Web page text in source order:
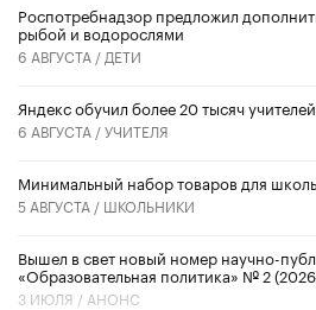
Роспотребнадзор предложил
рыбой и водорослями
6 АВГУСТА / ДЕТИ
​Яндекс обучил более 20 тысяч
6 АВГУСТА /УЧИТЕЛЯ
Минимальный набор товаров для
5 АВГУСТА / ШКОЛЬНИКИ
Вышел в свет новый номер научно-
«Образовательная политика» № 2
3 ИЮЛЯ / АНОНС